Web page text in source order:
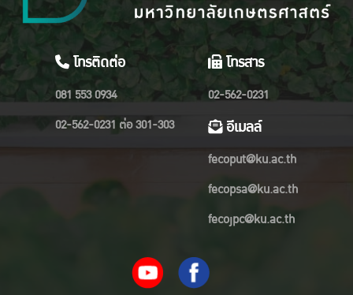
โทรติดต่อ
081 553 0934
02-562-0231 ต่อ 301-303
โทรสาร
02-562-0231
อีเมลล์
fecoput@ku.ac.th
fecopsa@ku.ac.th
fecojpc@ku.ac.th